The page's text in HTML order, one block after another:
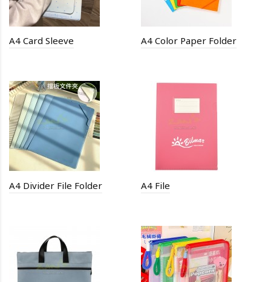
A4 Card Sleeve A4 Color Paper Folder
A4 Divider File Folder A4 File